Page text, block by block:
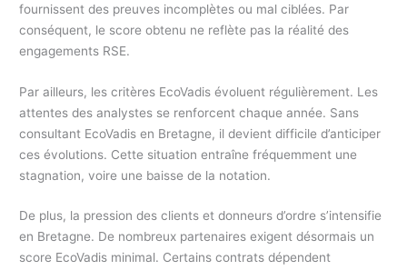
fournissent des preuves incomplètes ou mal ciblées. Par
conséquent, le score obtenu ne reflète pas la réalité des
engagements RSE.
Par ailleurs, les critères EcoVadis évoluent régulièrement. Les
attentes des analystes se renforcent chaque année. Sans
consultant EcoVadis en Bretagne, il devient difficile d’anticiper
ces évolutions. Cette situation entraîne fréquemment une
stagnation, voire une baisse de la notation.
De plus, la pression des clients et donneurs d’ordre s’intensifie
en Bretagne. De nombreux partenaires exigent désormais un
score EcoVadis minimal. Certains contrats dépendent